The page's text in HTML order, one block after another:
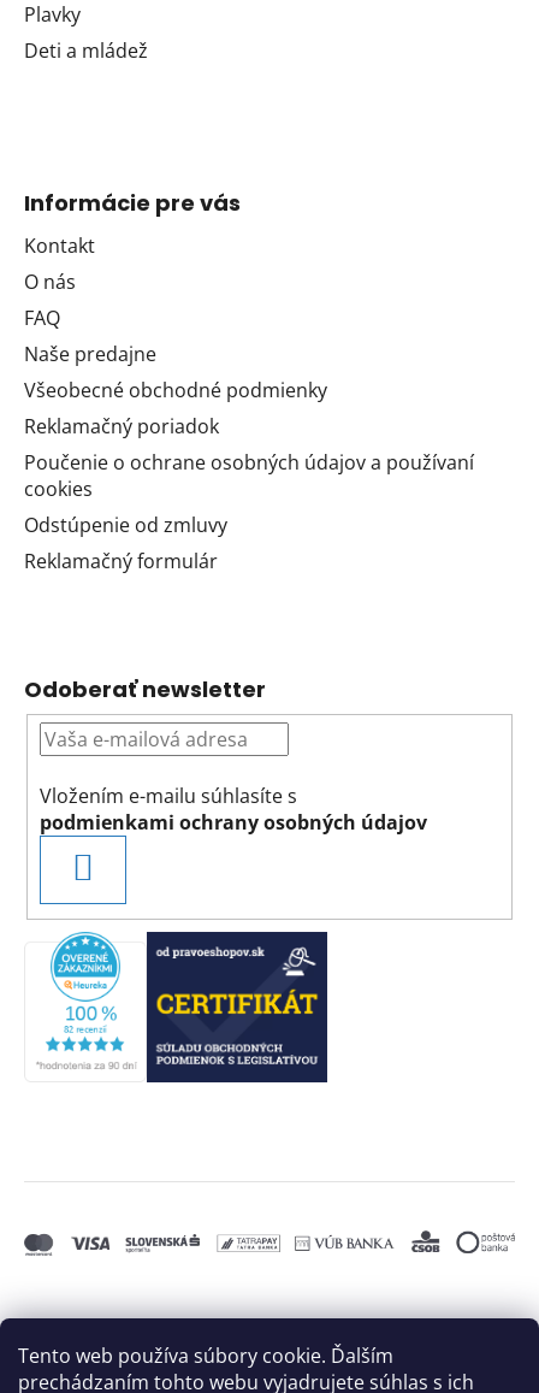
Tento web používa súbory cookie. Ďalším
prechádzaním tohto webu vyjadrujete súhlas s ich
Plavky
Deti a mládež
Informácie pre vás
Kontakt
O nás
FAQ
Naše predajne
Všeobecné obchodné podmienky
Reklamačný poriadok
Poučenie o ochrane osobných údajov a používaní
cookies
Odstúpenie od zmluvy
Reklamačný formulár
Odoberať newsletter
Vložením e-mailu súhlasíte s
podmienkami ochrany osobných údajov
SA